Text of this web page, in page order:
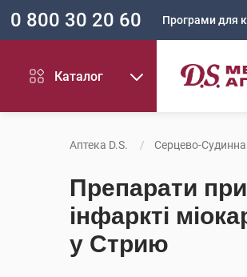
0 800 30 20 60 Програми для
Каталог
Аптека D.S. Серцево-
Препарати при
інфаркті
у Стрию